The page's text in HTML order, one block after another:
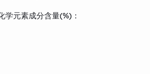
学元素成分含量(%)：